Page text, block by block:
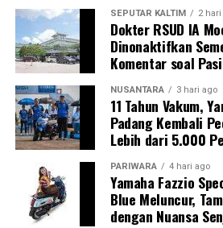
SEPUTAR KALTIM 2
Dokter RSUD IA
Dinonaktifkan
Komentar soal
NUSANTARA 3 hari ago
11 Tahun Vakum,
Padang Kembali
Lebih dari 5.000
PARIWARA 4 hari ago
Yamaha Fazzio
Blue Meluncur,
dengan Nuansa